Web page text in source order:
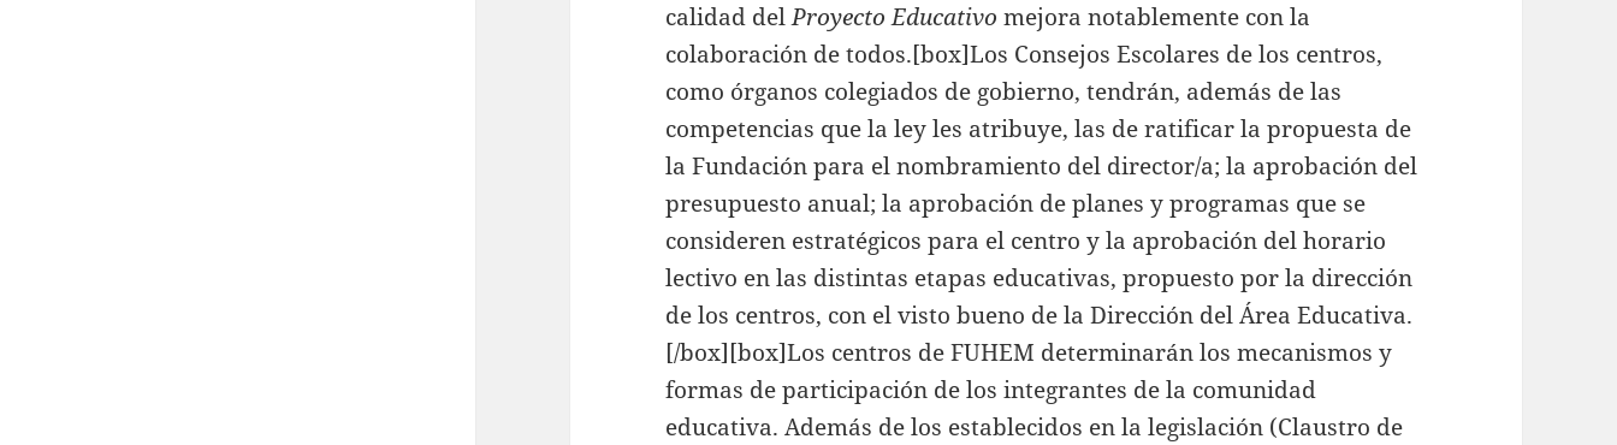
calidad delProyecto Educativo mejora notablemente con la
colaboración de todos.[box]Los Consejos Escolares de los centros,
como órganos colegiados de gobierno, tendrán, además de las
competencias que la ley les atribuye, las de ratificar la propuesta de
la Fundación para el nombramiento del director/a; la aprobación del
presupuesto anual; la aprobación de planes y programas que se
consideren estratégicos para el centro y la aprobación del horario
lectivo en las distintas etapas educativas, propuesto por la dirección
de los centros, con el visto bueno de la Dirección del Área Educativa.
[/box][box]Los centros de FUHEM determinarán los mecanismos y
formas de participación de los integrantes de la comunidad
educativa. Además de los establecidos en la legislación (Claustro de